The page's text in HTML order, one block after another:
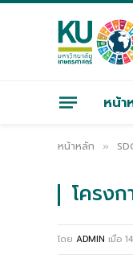
หน้า
หน้าหลัก »
โครง
โดย ADMIN เมื่อ